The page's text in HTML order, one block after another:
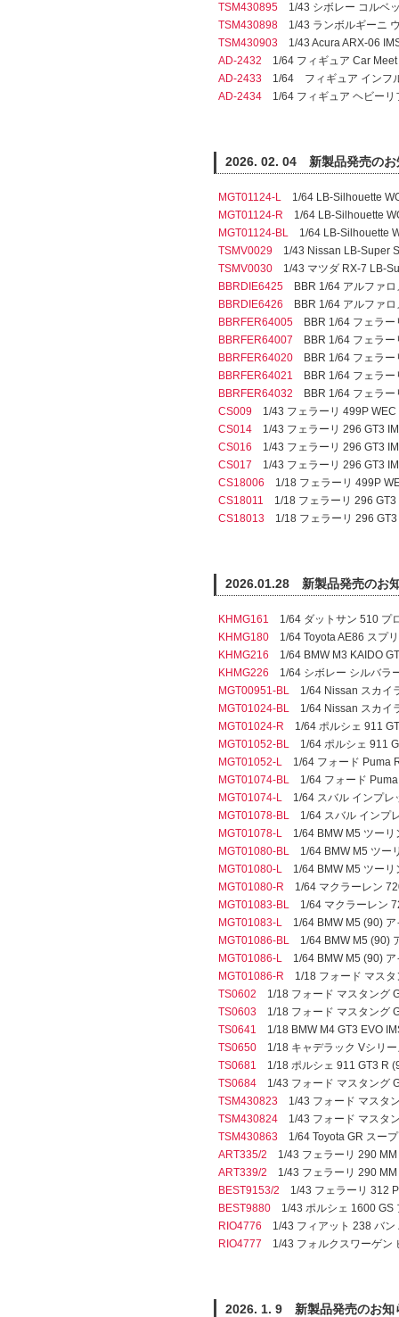
TSM430895 1/43 シボレー コルベ
TSM430898 1/43 ランボルギーニ
TSM430903 1/43 Acura ARX-06
AD-2432 1/64 フィギュア Car Meet
AD-2433 1/64 フィギュア インフ
AD-2434 1/64 フィギュア ヘビーリ
2026. 02. 04 新製品発売のお
MGT01124-L 1/64 LB-Silhouette
MGT01124-R 1/64 LB-Silhouette
MGT01124-BL 1/64 LB-Silhouette
TSMV0029 1/43 Nissan LB-Super
TSMV0030 1/43 マツダ RX-7 LB-
BBRDIE6425 BBR 1/64 アルファロ
BBRDIE6426 BBR 1/64 アルファロ
BBRFER64005 BBR 1/64 フェラー
BBRFER64007 BBR 1/64 フェラー
BBRFER64020 BBR 1/64 フェラー
BBRFER64021 BBR 1/64 フェラー
BBRFER64032 BBR 1/64 フェラー
CS009 1/43 フェラーリ 499P WEC
CS014 1/43 フェラーリ 296 GT3
CS016 1/43 フェラーリ 296 GT3
CS017 1/43 フェラーリ 296 GT3
CS18006 1/18 フェラーリ 499P
CS18011 1/18 フェラーリ 296 GT3
CS18013 1/18 フェラーリ 296
2026.01.28 新製品発売のお
KHMG161 1/64 ダットサン 510 プ
KHMG180 1/64 Toyota AE86 スプ
KHMG216 1/64 BMW M3 KAIDO
KHMG226 1/64 シボレー シルバラ
MGT00951-BL 1/64 Nissan スカイ
MGT01024-BL 1/64 Nissan スカイ
MGT01024-R 1/64 ポルシェ 911
MGT01052-BL 1/64 ポルシェ 911
MGT01052-L 1/64 フォード Puma
MGT01074-BL 1/64 フォード Puma
MGT01074-L 1/64 スバル インプレ
MGT01078-BL 1/64 スバル インプ
MGT01078-L 1/64 BMW M5 ツーリ
MGT01080-BL 1/64 BMW M5 ツー
MGT01080-L 1/64 BMW M5 ツーリ
MGT01080-R 1/64 マクラーレン
MGT01083-BL 1/64 マクラーレン
MGT01083-L 1/64 BMW M5 (90) ア
MGT01086-BL 1/64 BMW M5 (90)
MGT01086-L 1/64 BMW M5 (90) ア
MGT01086-R 1/18 フォード マスタ
TS0602 1/18 フォード マスタング
TS0603 1/18 フォード マスタング
TS0641 1/18 BMW M4 GT3 EVO
TS0650 1/18 キャデラック Vシリ
TS0681 1/18 ポルシェ 911 GT3 R
TS0684 1/43 フォード マスタング
TSM430823 1/43 フォード マスタ
TSM430824 1/43 フォード マスタ
TSM430863 1/64 Toyota GR スー
ART335/2 1/43 フェラーリ 290 MM
ART339/2 1/43 フェラーリ 290
BEST9153/2 1/43 フェラーリ 312
BEST9880 1/43 ポルシェ 1600 GS
RIO4776 1/43 フィアット 238 バン
RIO4777 1/43 フォルクスワーゲン
2026. 1. 9 新製品発売のお知